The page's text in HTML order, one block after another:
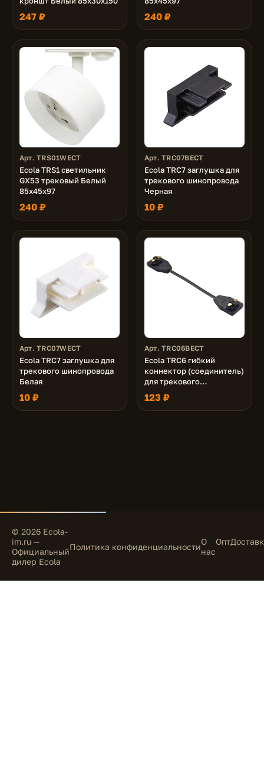
247 ₽ 240 ₽
Арт. TRS01WECT
Ecola TRS1 светильник
GX53 трековый Белый
85x45x97
240 ₽
Арт. TRC07BECT
Ecola TRC7 заглушка для
трекового шинопровода
Черная
10 ₽
Арт. TRC07WECT
Ecola TRC7 заглушка для
трекового шинопровода
Белая
10 ₽
Арт. TRC06BECT
Ecola TRC6 гибкий
коннектор (соединитель)
для трекового
шинопровода Черный
123 ₽
© 2026 Ecola-
im.ru —
Официальный
дилер Ecola
Политика конфиденциальностиО
нас
Опт